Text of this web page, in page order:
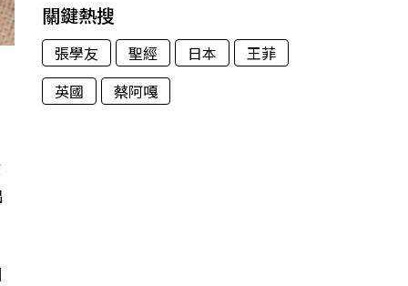
關鍵熱搜
張學友 聖經 日本
王菲
英國
蔡阿嘎